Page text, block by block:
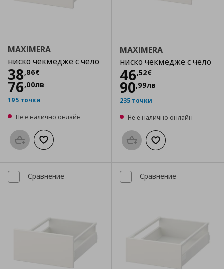
MAXIMERA
ниско чекмедже с чело
38,86€
Цена
76,00лв
195 точки
Не е налично онлайн
Προσθήκη στο καλάθι
Добави към списъка с любими
MAXIMERA
ниско чекмедже с чело
46,52€
Цена
90,99лв
235 точки
Не е налично онлайн
Προσθήκη στο καλάθι
Добави към
Сравнение Сравнение